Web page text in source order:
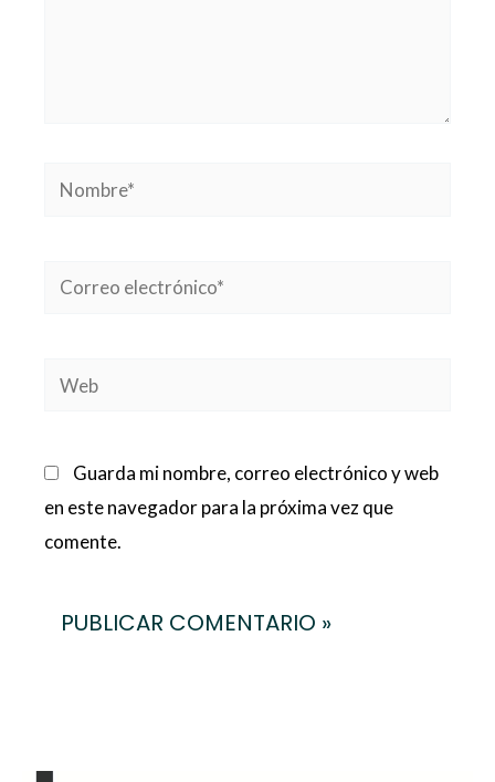
Nombre*
Correo
Web
Guarda mi nombre, correo electrónico y web
en este navegador para la próxima vez que
comente.